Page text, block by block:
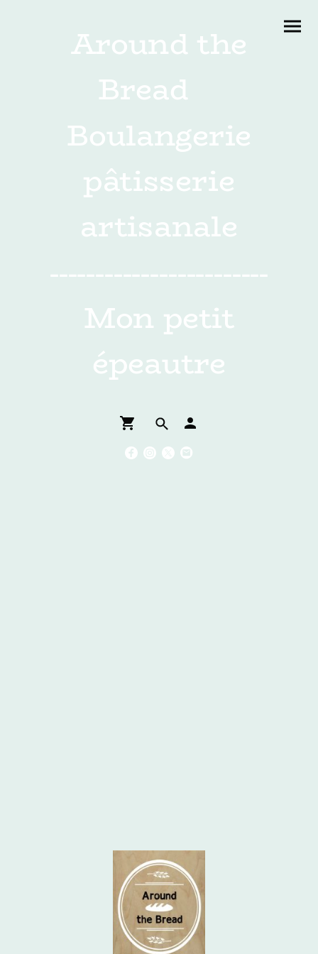
Around the
Bread
Boulangerie
pâtisserie
artisanale
------------------------
Mon petit
épeautre